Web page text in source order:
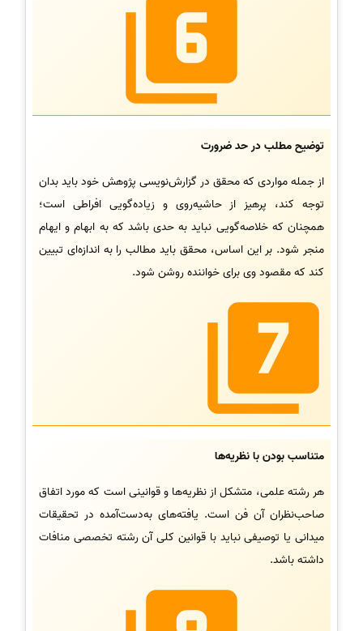
توضیح مطلب در حد ضرورت
از جمله مواردی که محقق در گزارش‌نویسی پژوهش خود باید بدان
توجه کند، پرهیز از حاشیه‌روی و زیاده‌گویی افراطی است؛
همچنان که خلاصه‌گویی نباید به حدی باشد که به ابهام و ایهام
منجر شود. بر این اساس، محقق باید مطالب را به اندازه‌ای تبیین
کند که مقصود وی برای خواننده روشن شود.
متناسب بودن با نظریه‌ها
هر رشته علمی، متشکل از نظریه‌ها و قوانینی است که مورد اتفاق
صاحب‌نظران آن فن است. یافته‌های به‌دست‌آمده در تحقیقات
میدانی یا توصیفی نباید با قوانین کلی آن رشته تخصصی منافات
داشته باشد.